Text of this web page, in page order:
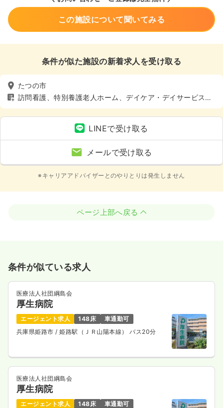
この施設について聞いてみる
条件が似た施設の新着求人を受け取る
たつの市
訪問看護、特別養護老人ホーム、デイケア・デイサービス、
その他介護施設、車通勤可（駐車場有）、託児所あり
LINEで受け取る
メールで受け取る
※キャリアアドバイザーとのやりとりは発生しません
ページ上部へ戻る
条件が似ている求人
医療法人社団綱島会
厚生病院
エージェント求人 148床
車通勤可
兵庫県姫路市 / 姫路駅（ＪＲ山陽本線） バス20分
医療法人社団綱島会
厚生病院
エージェント求人 148床
車通勤可